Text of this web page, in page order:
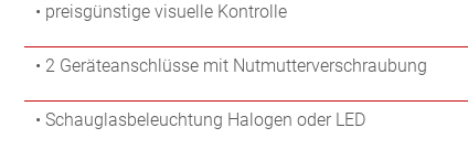
• preisgünstige visuelle Kontrolle
• 2 Geräteanschlüsse mit Nutmutterverschraubung
• Schauglasbeleuchtung Halogen oder LED